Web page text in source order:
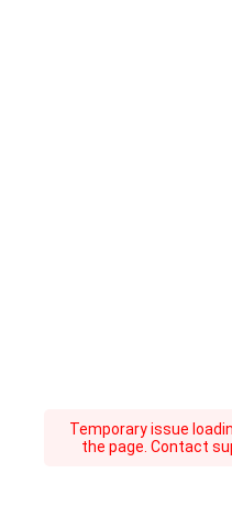
Temporary issue
the page. Contact